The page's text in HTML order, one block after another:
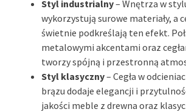
Styl industrialny– Wnętrza w
wykorzystują surowe materiały, a
świetnie podkreślają ten efekt.
metalowymi akcentami oraz
tworzy spójną i przestronną
Styl klasyczny– Cegła w
brązu dodaje elegancji i
jakości meble z drewna oraz